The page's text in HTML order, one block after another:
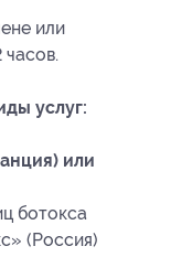
или
часов.
услуг:
или
ботокса
(Россия)